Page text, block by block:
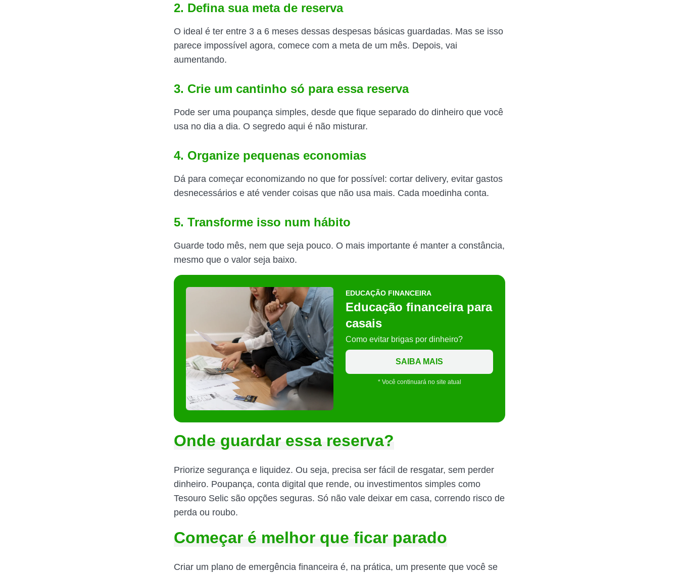
2. Defina sua meta de reserva
O ideal é ter entre 3 a 6 meses dessas despesas básicas guardadas. Mas se isso
parece impossível agora, comece com a meta de um mês. Depois, vai
aumentando.
3. Crie um cantinho só para essa reserva
Pode ser uma poupança simples, desde que fique separado do dinheiro que você
usa no dia a dia. O segredo aqui é não misturar.
4. Organize pequenas economias
Dá para começar economizando no que for possível: cortar delivery, evitar gastos
desnecessários e até vender coisas que não usa mais. Cada moedinha conta.
5. Transforme isso num hábito
Guarde todo mês, nem que seja pouco. O mais importante é manter a constância,
mesmo que o valor seja baixo.
EDUCAÇÃO FINANCEIRA
Educação financeira para
casais
Como evitar brigas por dinheiro?
SAIBA MAIS
* Você continuará no site atual
Onde guardar essa reserva?
Priorize segurança e liquidez. Ou seja, precisa ser fácil de resgatar, sem perder
dinheiro. Poupança, conta digital que rende, ou investimentos simples como
Tesouro Selic são opções seguras. Só não vale deixar em casa, correndo risco de
perda ou roubo.
Começar é melhor que ficar parado
Criar um plano de emergência financeira é, na prática, um presente que você se